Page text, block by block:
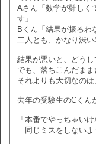
Aさん「数学が難しく
す」
Bくん「結果が振るわ
二人とも、かなり渋い
結果が悪いと、どうし
でも、落ちこんだまま
それよりも大切なのは
去年の受験生のCくん
「本番でやっちゃい
同じミスをしない